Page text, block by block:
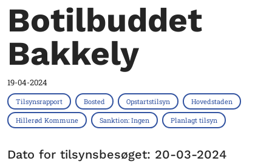
Botilbuddet
Bakkely
19-04-2024
Tilsynsrapport Bosted Opstartstilsyn Hovedstaden
Hillerød Kommune Sanktion: Ingen Planlagt tilsyn
Dato for tilsynsbesøget: 20-03-2024